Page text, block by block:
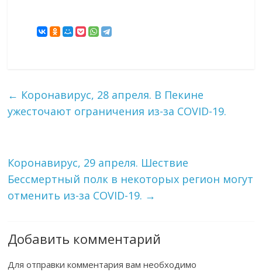
← Коронавирус, 28 апреля. В Пекине
ужесточают ограничения из-за COVID-19.
Коронавирус, 29 апреля. Шествие
Бессмертный полк в некоторых регион могут
отменить из-за COVID-19. →
Добавить комментарий
Для отправки комментария вам необходимо